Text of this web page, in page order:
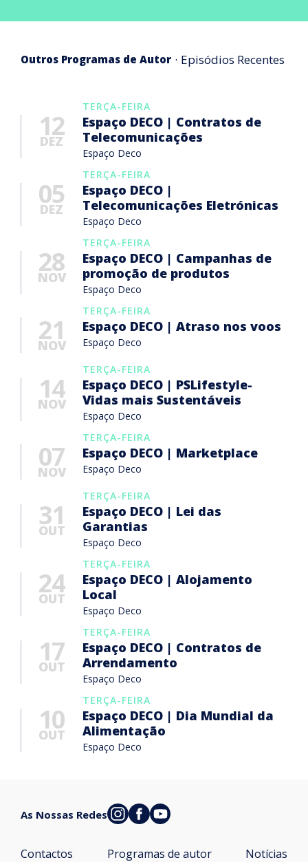
Outros Programas de Autor Episódios Recentes
TERÇA-FEIRA
12
DEZ
Espaço DECO | Contratos de
Telecomunicações
Espaço Deco
TERÇA-FEIRA
05
DEZ
Espaço DECO |
Telecomunicações Eletrónicas
Espaço Deco
TERÇA-FEIRA
28
NOV
Espaço DECO | Campanhas de
promoção de produtos
Espaço Deco
TERÇA-FEIRA
21
NOV
Espaço DECO | Atraso nos voos
Espaço Deco
TERÇA-FEIRA
14
NOV
Espaço DECO | PSLifestyle-
Vidas mais Sustentáveis
Espaço Deco
TERÇA-FEIRA
07
NOV
Espaço DECO | Marketplace
Espaço Deco
TERÇA-FEIRA
31
OUT
Espaço DECO | Lei das
Garantias
Espaço Deco
TERÇA-FEIRA
24
OUT
Espaço DECO | Alojamento
Local
Espaço Deco
TERÇA-FEIRA
17
OUT
Espaço DECO | Contratos de
Arrendamento
Espaço Deco
TERÇA-FEIRA
10
OUT
Espaço DECO | Dia Mundial da
Alimentação
Espaço Deco
Contactos Programas de autor Notícias
As Nossas Redes